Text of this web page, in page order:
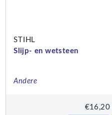
STIHL
Slijp- en wetsteen
Andere
€16,20